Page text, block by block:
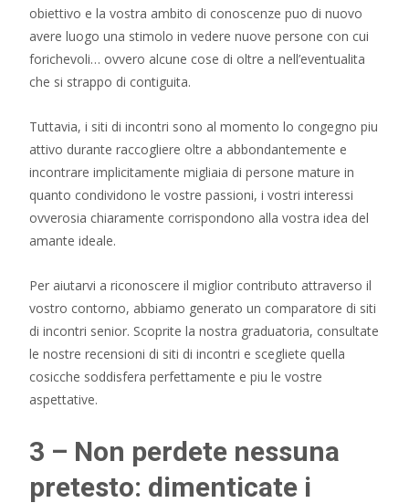
obiettivo e la vostra ambito di conoscenze puo di nuovo
avere luogo una stimolo in vedere nuove persone con cui
forichevoli… ovvero alcune cose di oltre a nell’eventualita
che si strappo di contiguita.
Tuttavia, i siti di incontri sono al momento lo congegno piu
attivo durante raccogliere oltre a abbondantemente e
incontrare implicitamente migliaia di persone mature in
quanto condividono le vostre passioni, i vostri interessi
ovverosia chiaramente corrispondono alla vostra idea del
amante ideale.
Per aiutarvi a riconoscere il miglior contributo attraverso il
vostro contorno, abbiamo generato un comparatore di siti
di incontri senior. Scoprite la nostra graduatoria, consultate
le nostre recensioni di siti di incontri e scegliete quella
cosicche soddisfera perfettamente e piu le vostre
aspettative.
3 – Non perdete nessuna
pretesto: dimenticate i